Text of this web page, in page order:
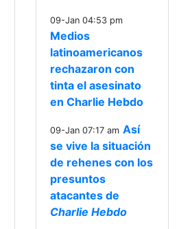
09-Jan 04:53 pm
Medios
latinoamericanos
rechazaron con
tinta el asesinato
en Charlie Hebdo
09-Jan 07:17 am Así
se vive la situación
de rehenes con los
presuntos
atacantes de
Charlie Hebdo